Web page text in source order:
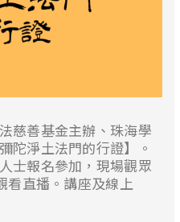
慈善基金主辦、珠海學
陀淨土法門的行證】。
士報名參加，現場觀眾
看直播。講座及線上